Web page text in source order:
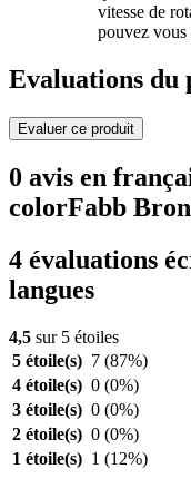
vitesse de
pouvez vous
Evaluations du
Evaluer ce produit
0 avis en
colorFabb
4 évaluations
langues
4,5 sur 5 étoiles
5 étoile(s) 7 (87%)
4 étoile(s) 0 (0%)
3 étoile(s) 0 (0%)
2 étoile(s) 0 (0%)
1 étoile(s) 1 (12%)